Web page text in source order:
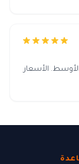
الأسعار